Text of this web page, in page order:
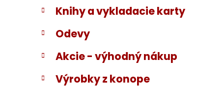
Knihy a vykladacie karty
Odevy
Akcie - výhodný nákup
Výrobky z konope